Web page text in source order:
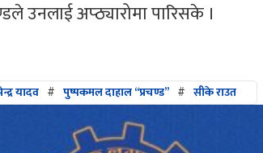
उनलाई अप्ठ्यारोमा पारिसके ।
यादव # पुष्पकमल दाहाल “प्रचण्ड” # सीके राउत